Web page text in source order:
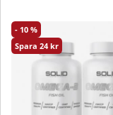
10
24